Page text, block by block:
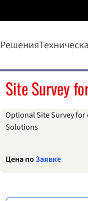
Решения
Site Survey
Optional Site Survey for
Solutions
Цена поЗаявкe